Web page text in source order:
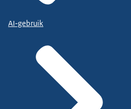
AI-gebruik